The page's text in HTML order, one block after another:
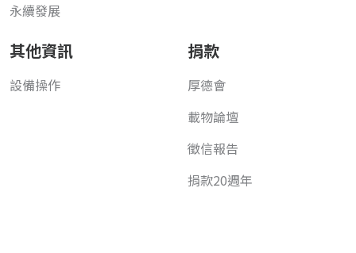
永續發展
其他資訊
設備操作
捐款
厚德會
載物論壇
徵信報告
捐款20週年